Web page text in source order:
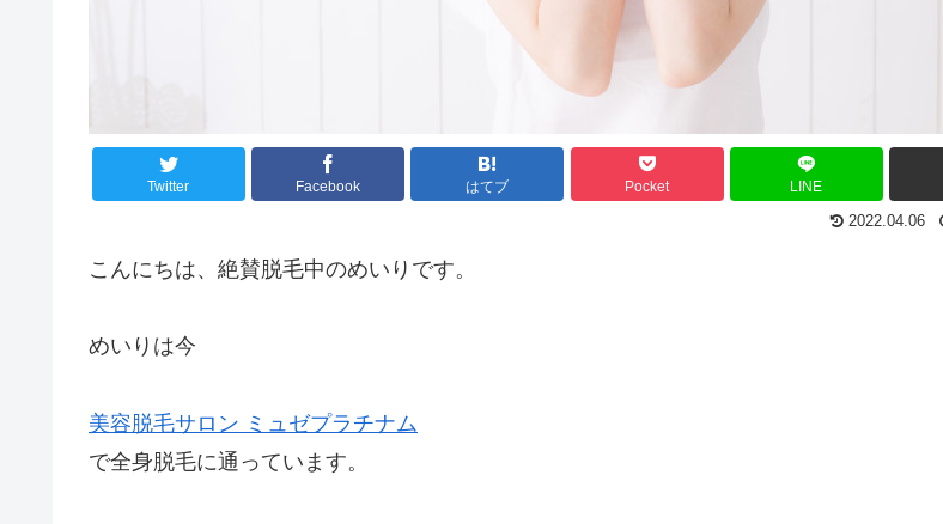
Twitter Facebook はてブ Pocket LINE
2022.04.06
こんにちは、絶賛脱毛中のめいりです。
めいりは今
美容脱毛サロン ミュゼプラチナム
で全身脱毛に通っています。